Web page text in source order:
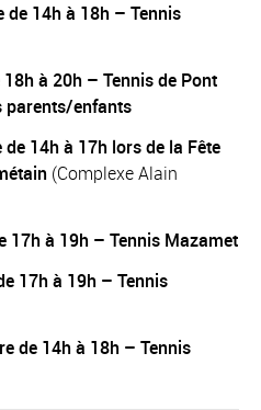
de 14h à 18h – Tennis
à 20h – Tennis de Pont
parents/enfants
de 14h à 17h lors de la Fête
(Complexe Alain
17h à 19h – Tennis Mazamet
17h à 19h – Tennis
de 14h à 18h – Tennis